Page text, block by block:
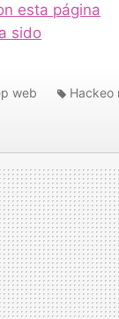
esta página
sido
web Hackeo